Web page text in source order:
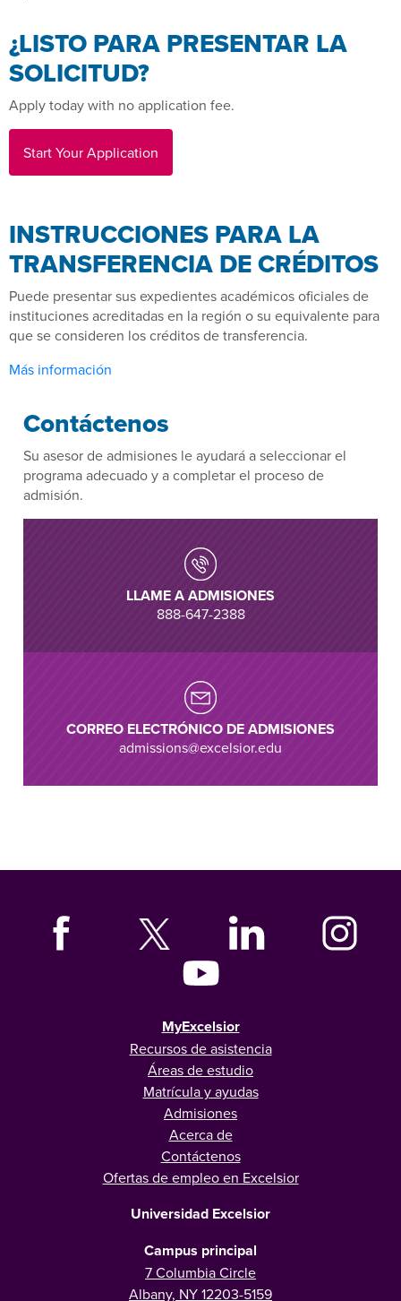
¿LISTO PARA PRESENTAR LA
SOLICITUD?
Apply today with no application fee.
Start Your Application
INSTRUCCIONES PARA LA
TRANSFERENCIA DE CRÉDITOS
Puede presentar sus expedientes académicos oficiales de
instituciones acreditadas en la región o su equivalente para
que se consideren los créditos de transferencia.
Más información
Contáctenos
Su asesor de admisiones le ayudará a seleccionar el
programa adecuado y a completar el proceso de
admisión.
LLAME A ADMISIONES
888-647-2388
CORREO ELECTRÓNICO DE ADMISIONES
admissions@excelsior.edu
MyExcelsior
Recursos de asistencia
Áreas de estudio
Matrícula y ayudas
Admisiones
Acerca de
Contáctenos
Ofertas de empleo en Excelsior
Universidad Excelsior
Campus principal
7 Columbia Circle
Albany, NY 12203-5159